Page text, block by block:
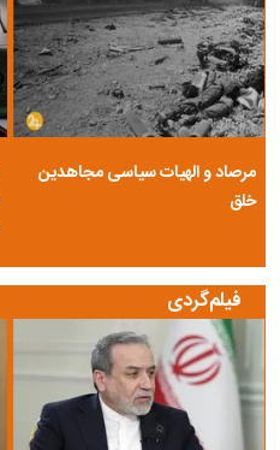
مرصاد و الهیات سیاسی مجاهدین
خلق
فیلم‌گردی